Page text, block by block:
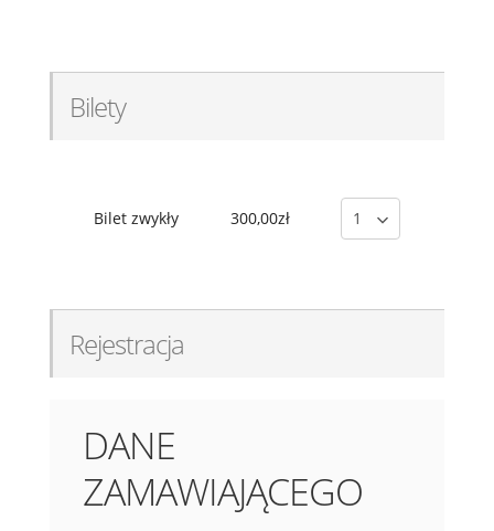
Bilety
Bilet zwykły 300,00zł
Rejestracja
DANE
ZAMAWIAJĄCEGO